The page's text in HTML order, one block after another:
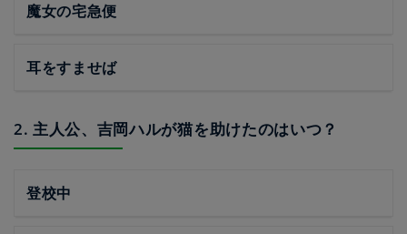
魔女の宅急便
耳をすませば
2. 主人公、吉岡ハルが猫を助けたのはいつ？
登校中